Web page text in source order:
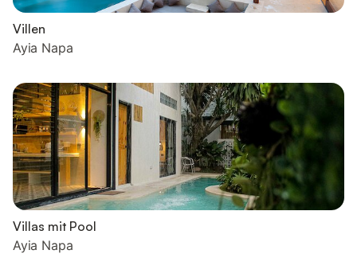
Villen
Ayia Napa
Villas mit Pool
Ayia Napa